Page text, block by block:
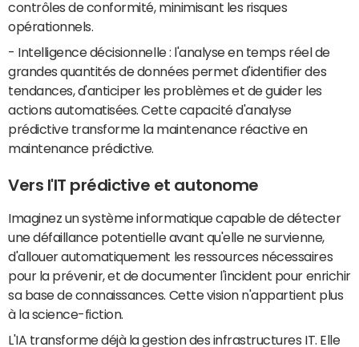
contrôles de conformité, minimisant les risques
opérationnels.
- Intelligence décisionnelle : l'analyse en temps réel de
grandes quantités de données permet d'identifier des
tendances, d'anticiper les problèmes et de guider les
actions automatisées. Cette capacité d'analyse
prédictive transforme la maintenance réactive en
maintenance prédictive.
Vers l'IT prédictive et autonome
Imaginez un système informatique capable de détecter
une défaillance potentielle avant qu'elle ne survienne,
d'allouer automatiquement les ressources nécessaires
pour la prévenir, et de documenter l'incident pour enrichir
sa base de connaissances. Cette vision n'appartient plus
à la science-fiction.
L'IA transforme déjà la gestion des infrastructures IT. Elle